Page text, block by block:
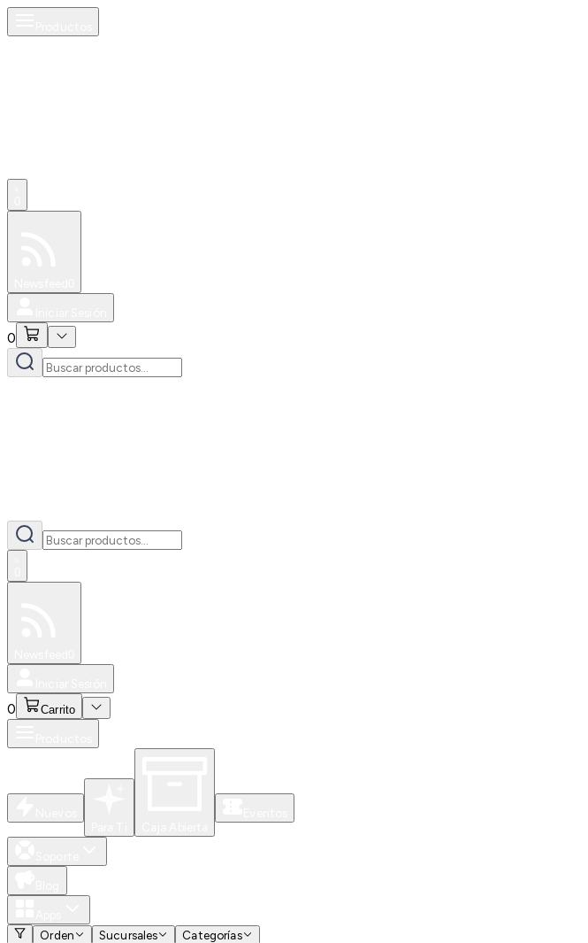
0
0 Carrito
Orden
Sucursales Categorías